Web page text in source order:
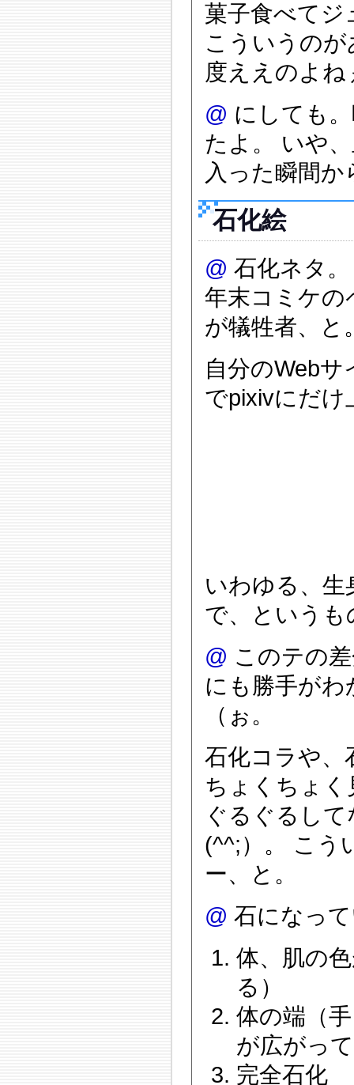
菓子食べてジ
こういうの
度ええのよね
@ にしても
たよ。 いや
入った瞬間
石化絵
@ 石化ネタ。
年末コミケの
が犠牲者、と
自分のWeb
でpixivにだけ
いわゆる、
で、というも
@ このテの
にも勝手が
（ぉ。
石化コラや、
ちょくちょ
ぐるぐるし
(^^;）。 こう
ー、と。
@ 石になっ
体、肌の
る）
体の端（
が広がっ
完全石化